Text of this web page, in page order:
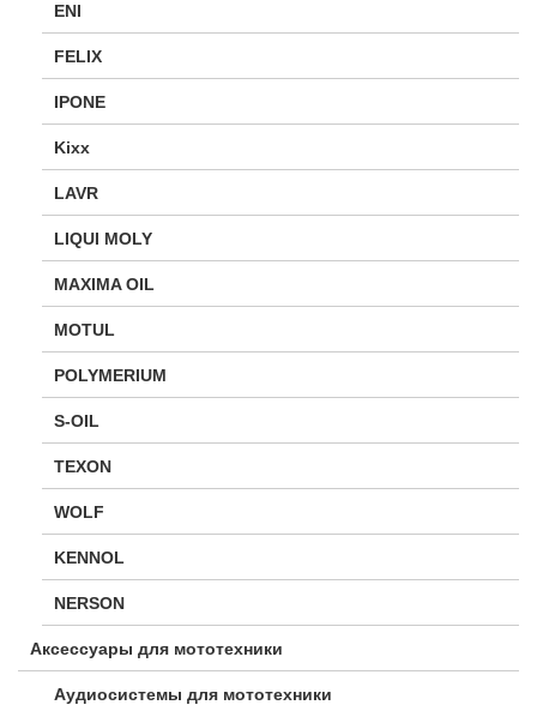
ENI
FELIX
IPONE
Kixx
LAVR
LIQUI MOLY
MAXIMA OIL
MOTUL
POLYMERIUM
S-OIL
TEXON
WOLF
KENNOL
NERSON
Аксессуары для мототехники
Аудиосистемы для мототехники